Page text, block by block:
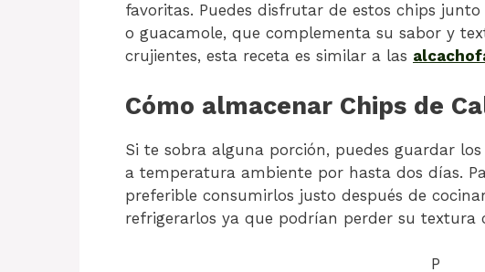
favoritas. Puedes disfrutar de estos chips
o guacamole, que complementa su sabor y
crujientes, esta receta es similar a las
Cómo almacenar Chips de
Si te sobra alguna porción, puedes guardar
a temperatura ambiente por hasta dos días.
preferible consumirlos justo después de
refrigerarlos ya que podrían perder su textura
P